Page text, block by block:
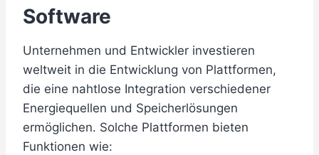
Software
Unternehmen und Entwickler investieren
weltweit in die Entwicklung von Plattformen,
die eine nahtlose Integration verschiedener
Energiequellen und Speicherlösungen
ermöglichen. Solche Plattformen bieten
Funktionen wie: